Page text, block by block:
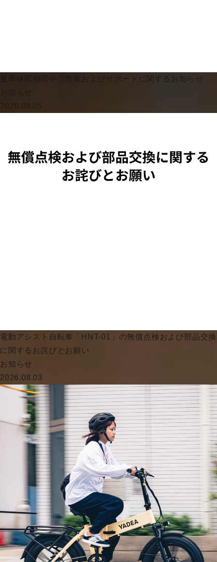
夏季休暇期間中の営業およびサポートに関するお知らせ
2026.08.05
電動アシスト自転車「HNT-01」の無償点検および部品交換
に関するお詫びとお願い
お知らせ
2026.08.03